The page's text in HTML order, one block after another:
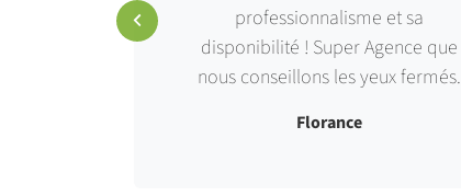
professionnalisme et sa
disponibilité ! Super Agence que
nous conseillons les yeux fermés.
Florance